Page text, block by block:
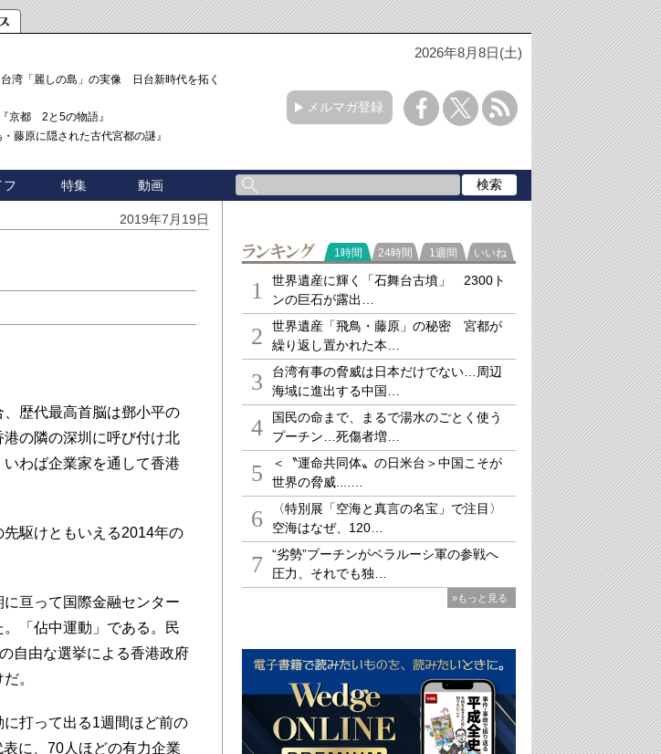
2026年8月8日(土)
湾「麗しの島」の実像 日台新時代を拓く「3
京都 2と5の物語』
藤原に隠された古代宮都の謎』
メルマガ登録
フ 特集 動画
2019年7月19日
歴代最高首脳は鄧小平の
の隣の深圳に呼び付け北
わば企業家を通して香港
駆けともいえる2014年の
亘って国際金融センター
「佔中運動」である。民
自由な選挙による香港政府
。
打って出る1週間ほど前の
に、70人ほどの有力企業
ランキング
1時間 24時間 1週間 いいね
1
世界遺産に輝く「石舞台古墳」 2300ト
ンの巨石が露出…
2
世界遺産「飛鳥・藤原」の秘密 宮都が
繰り返し置かれた本…
3
台湾有事の脅威は日本だけでない…周辺
海域に進出する中国…
4
国民の命まで、まるで湯水のごとく使う
プーチン…死傷者増…
5
＜〝運命共同体〟の日米台＞中国こそが
世界の脅威....…
6
〈特別展「空海と真言の名宝」で注目〉
空海はなぜ、120…
7
“劣勢”プーチンがベラルーシ軍の参戦へ
圧力、それでも独…
»もっと見る